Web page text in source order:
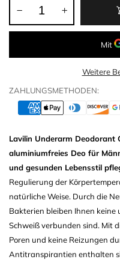
Weitere
ZAHLUNGSMETHODEN:
Lavilin Underarm Deodorant
aluminiumfreies Deo für
und gesunden Lebensstil
Regulierung der
natürliche Weise. Durch die
Bakterien bleiben Ihnen keine
Schweiß verbunden sind. Mit
Poren und keine Reizungen
Antitranspirantien enthalten